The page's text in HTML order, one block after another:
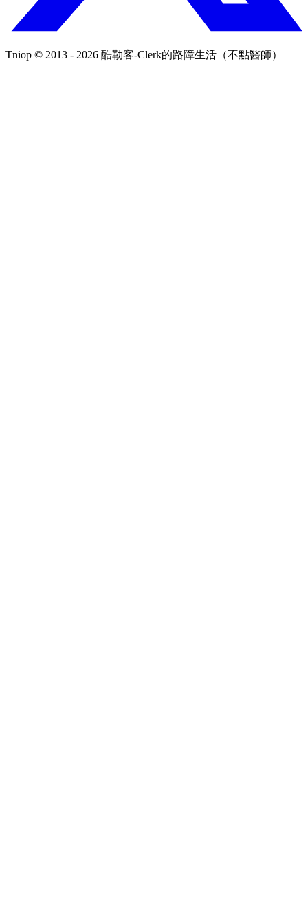
Tniop © 2013 - 2026 酷勒客-Clerk的路障生活（不點醫師）